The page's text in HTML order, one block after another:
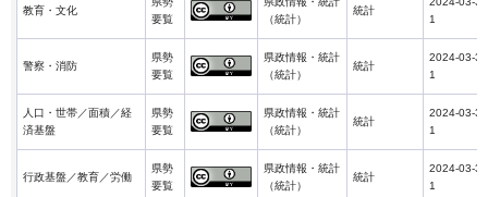
教育・文化
要覧
（統計）
統計
1
警察・消防
県勢
要覧
県政情報・統計
（統計）
統計
2024-03-3
1
人口・世帯／面積／経
済基盤
県勢
要覧
県政情報・統計
（統計）
統計
2024-03-3
1
行政基盤／教育／労働
県勢
要覧
県政情報・統計
（統計）
統計
2024-03-3
1